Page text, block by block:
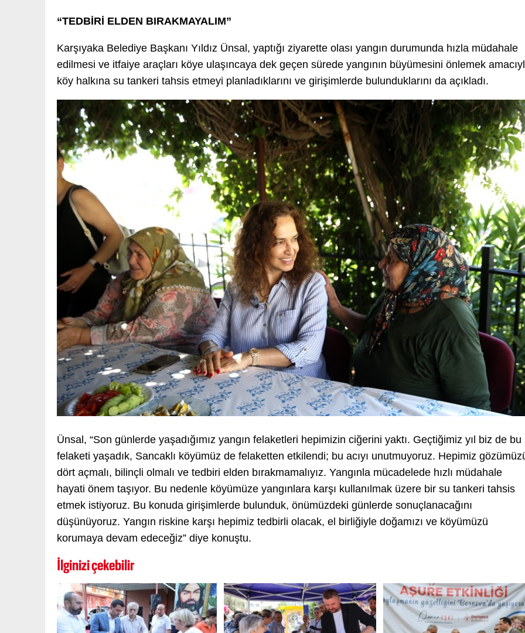
“TEDBİRİ ELDEN BIRAKMAYALIM”
Karşıyaka Belediye Başkanı Yıldız Ünsal, yaptığı ziyarette olası yangın durumunda hızla müdahale
edilmesi ve itfaiye araçları köye ulaşıncaya dek geçen sürede yangının büyümesini önlemek
köy halkına su tankeri tahsis etmeyi planladıklarını ve girişimlerde bulunduklarını da açıkladı.
Ünsal, “Son günlerde yaşadığımız yangın felaketleri hepimizin ciğerini yaktı. Geçtiğimiz yıl biz de bu
felaketi yaşadık, Sancaklı köyümüz de felaketten etkilendi; bu acıyı unutmuyoruz. Hepimiz
dört açmalı, bilinçli olmalı ve tedbiri elden bırakmamalıyız. Yangınla mücadelede hızlı müdahale
hayati önem taşıyor. Bu nedenle köyümüze yangınlara karşı kullanılmak üzere bir su tankeri tahsis
etmek istiyoruz. Bu konuda girişimlerde bulunduk, önümüzdeki günlerde sonuçlanacağını
düşünüyoruz. Yangın riskine karşı hepimiz tedbirli olacak, el birliğiyle doğamızı ve köyümüzü
korumaya devam edeceğiz” diye konuştu.
İlginizi çekebilir